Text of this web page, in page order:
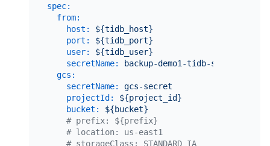
spec:
from:
host:
${tidb_host}
port:
${tidb_port}
user:
${tidb_user}
secretName:
backup-demo1-tidb-secret
gcs:
secretName:
gcs-secret
projectId:
${project_id}
bucket:
${bucket}
# prefix: ${prefix}
# location: us-east1
# storageClass: STANDARD_IA